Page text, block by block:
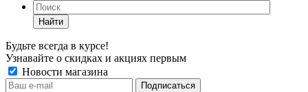
Найти
Будьте всегда в курсе!
Узнавайте о скидках и акциях первым
Новости магазина